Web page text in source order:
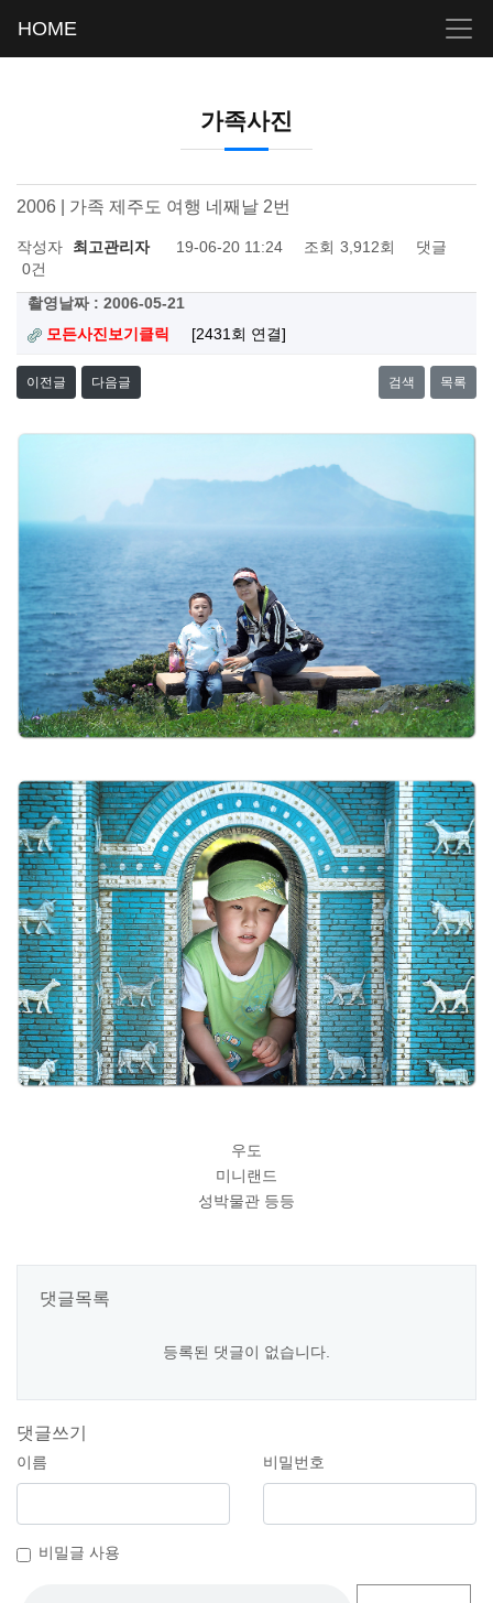
HOME
가족사진
2006 | 가족 제주도 여행 네째날 2번
작성자 최고관리자 19-06-20 11:24 조회 3,912회
댓글
0건
촬영날짜 : 2006-05-21
모든사진보기클릭
[2431회 연결]
이전글 다음글 검색 목록
우도
미니랜드
성박물관 등등
댓글목록
등록된 댓글이 없습니다.
댓글쓰기
이름 비밀번호
비밀글 사용